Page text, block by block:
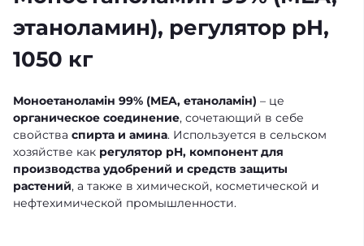
этаноламин), регулятор pH,
1050 кг
Моноетаноламін 99% (MEA, етаноламін) – це
органическое соединение, сочетающий в себе
свойства спирта и амина. Используется в сельском
хозяйстве как регулятор pH, компонент для
производства удобрений и средств защиты
растений, а также в химической, косметической и
нефтехимической промышленности.